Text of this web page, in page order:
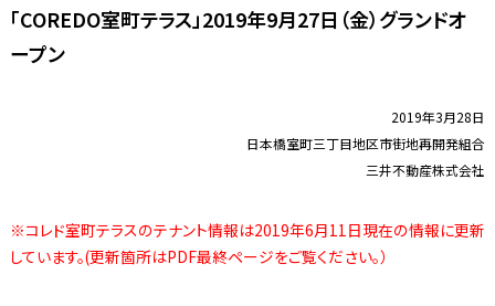
「COREDO室町テラス」2019年9月27日（金）グランドオ
ープン
2019年3月28日
日本橋室町三丁目地区市街地再開発組合
三井不動産株式会社
※コレド室町テラスのテナント情報は2019年6月11日現在の情報に更新
しています。(更新箇所はPDF最終ページをご覧ください。）